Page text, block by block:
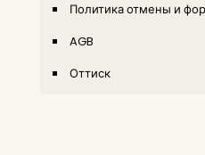
Политика отмены и
AGB
Оттиск